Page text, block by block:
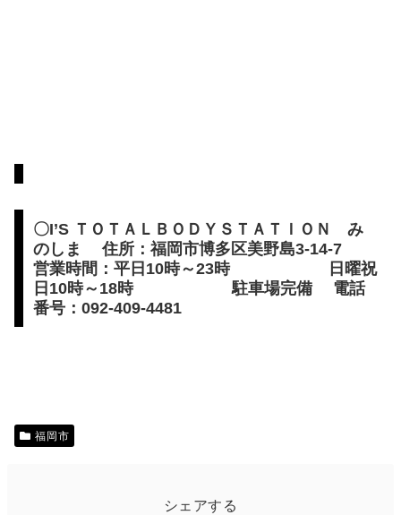
〇I’S ＴＯＴＡＬＢＯＤＹＳＴＡＴＩＯＮ み
のしま 住所：福岡市博多区美野島3-14-7
営業時間：平日10時～23時 日曜祝
日10時～18時 駐車場完備 電話
番号：092-409-4481
福岡市
シェアする